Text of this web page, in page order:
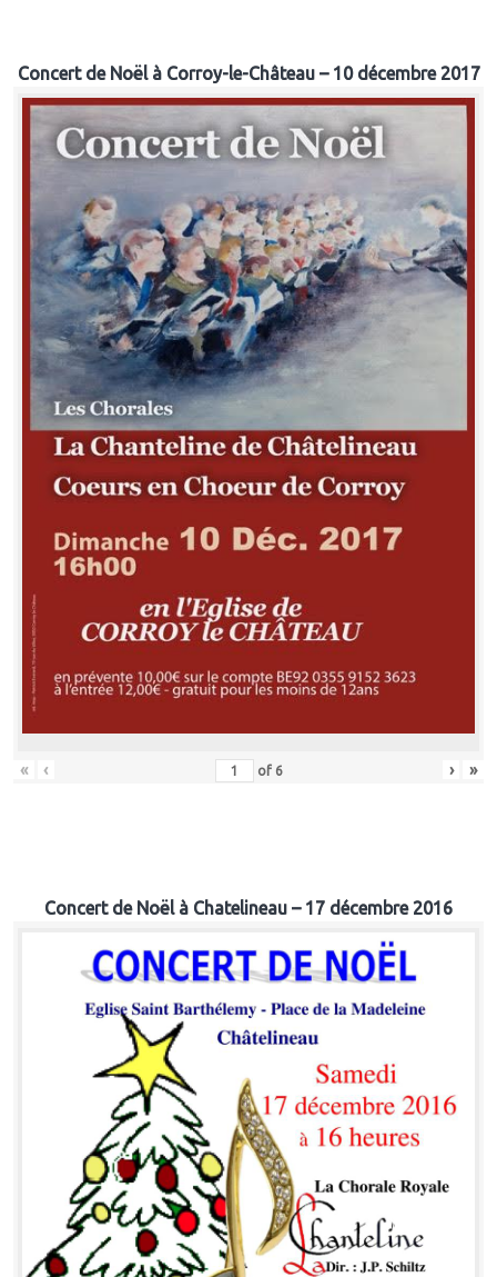
Concert de Noël à Corroy-le-Château – 10 décembre 2017
« ‹ of 6 › »
Concert de Noël à Chatelineau – 17 décembre 2016